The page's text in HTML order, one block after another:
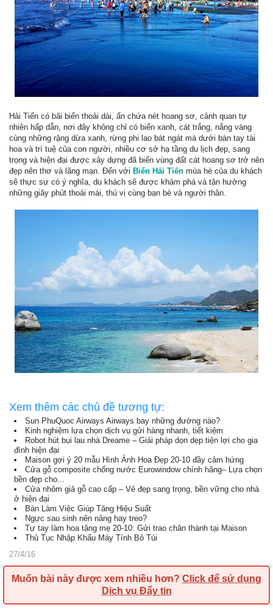
Hải Tiến có bãi biển thoải dài, ẩn chứa nét hoang sơ, cảnh quan tự
nhiên hấp dẫn, nơi đây không chỉ có biển xanh, cát trắng, nắng vàng
cùng những rặng dừa xanh, rừng phi lao bát ngát mà dưới bàn tay tài
hoa và trí tuệ của con người, nhiều cơ sở hạ tầng du lịch đẹp, sang
trọng và hiện đại được xây dựng đã biến vùng đất cát hoang sơ trở nên
đẹp nên thơ và lãng mạn. Đến với Biển Hải Tiến mùa hè của du khách
sẽ thực sự có ý nghĩa, du khách sẽ được khám phá và tận hưởng
những giây phút thoải mái, thú vị cùng bạn bè và người thân.
Xem thêm các chủ đề tương tự:
Sun PhuQuoc Airways Airways bay những đường nào?
Kinh nghiệm lựa chọn dịch vụ gửi hàng nhanh, tiết kiệm
Robot hút bụi lau nhà Dreame – Giải pháp dọn dẹp tiện lợi cho gia
đình hiện đại
Maison gợi ý 20 mẫu Hình Ảnh Hoa Đẹp 20-10 đầy cảm hứng
Cửa gỗ composite chống nước Eurowindow chính hãng– Lựa chọn
bền đẹp cho...
Cửa nhôm giả gỗ cao cấp – Vẻ đẹp sang trọng, bền vững cho nhà
ở hiện đại
Bàn Làm Việc Giúp Tăng Hiệu Suất
Ngực sau sinh nên nâng hay treo?
Tự tay làm hoa tặng mẹ 20-10: Gửi trao chân thành tại Maison
Thủ Tục Nhập Khẩu Máy Tính Bỏ Túi
27/4/16
Muốn bài này được xem nhiều hơn? Click để sử dụng
Dịch vụ Đẩy tin